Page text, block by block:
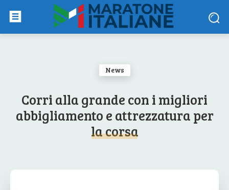
News
Corri alla grande con i migliori
abbigliamento e attrezzatura per
la corsa